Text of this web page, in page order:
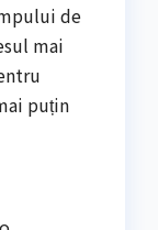
de
mai
puțin